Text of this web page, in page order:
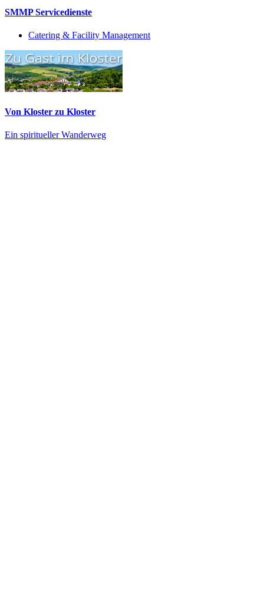
SMMP Servicedienste
Catering & Facility Management
Von Kloster zu Kloster
Ein spiritueller Wanderweg